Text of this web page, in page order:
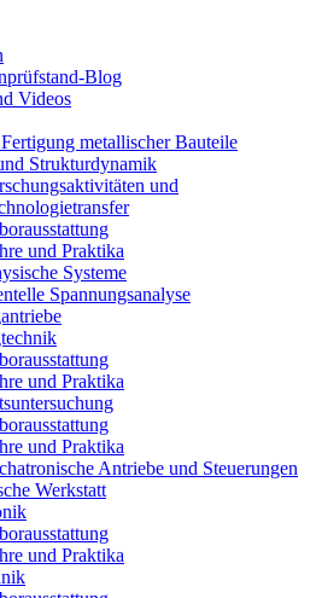
Blog
Videos
metallischer Bauteile
Strukturdynamik
und
und Praktika
Systeme
Spannungsanalyse
und Praktika
und Praktika
Antriebe und Steuerungen
Werkstatt
und Praktika